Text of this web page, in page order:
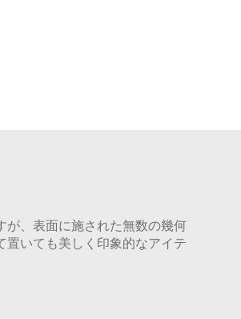
、表面に施された無数の幾何
いても美しく印象的なアイテ